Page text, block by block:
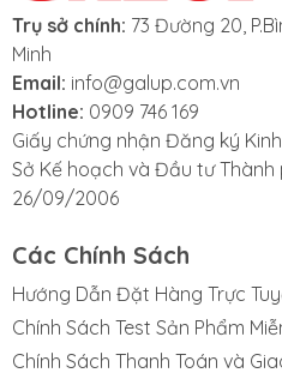
Thời gian chỉnh sửa: 5
Thời gian khô bề mặt:
Thời gian khô keo
Nhiệt độ lưu trữ thích
Khả năng chống cắt:
Độ cứng (Shore D): 65
Trụ sở chính: 73 Đường 20,
Minh
Email: info@galup.com.vn
Hotline: 0909 746 169
Giấy chứng nhận Đăng ký
Sở Kế hoạch và Đầu tư
26/09/2006
Các Chính Sách
Hướng Dẫn Đặt Hàng Trực
Chính Sách Test Sản Phẩm
Chính Sách Thanh Toán và